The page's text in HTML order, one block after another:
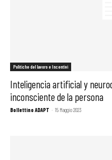
Politiche del lavoro e Incentivi
Inteligencia artificial y
inconsciente de la persona
Bollettino ADAPT - 15 Maggio 2023